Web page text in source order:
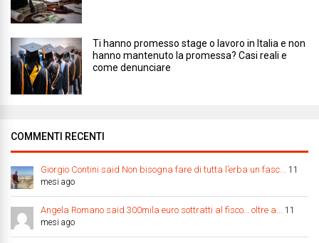
Ti hanno promesso stage o lavoro in Italia e non
hanno mantenuto la promessa? Casi reali e
come denunciare
COMMENTI RECENTI
Giorgio Contini said Non bisogna fare di tutta l’erba un fasc... 11
mesi ago
Angela Romano said 300mila euro sottratti al fisco… oltre a... 11
mesi ago